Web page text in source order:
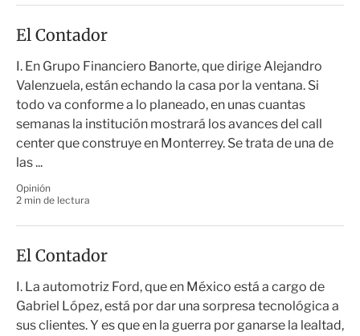
El Contador
I. En Grupo Financiero Banorte, que dirige Alejandro
Valenzuela, están echando la casa por la ventana. Si
todo va conforme a lo planeado, en unas cuantas
semanas la institución mostrará los avances del call
center que construye en Monterrey. Se trata de una de
las ...
Opinión
2 min de lectura
El Contador
I. La automotriz Ford, que en México está a cargo de
Gabriel López, está por dar una sorpresa tecnológica a
sus clientes. Y es que en la guerra por ganarse la lealtad,